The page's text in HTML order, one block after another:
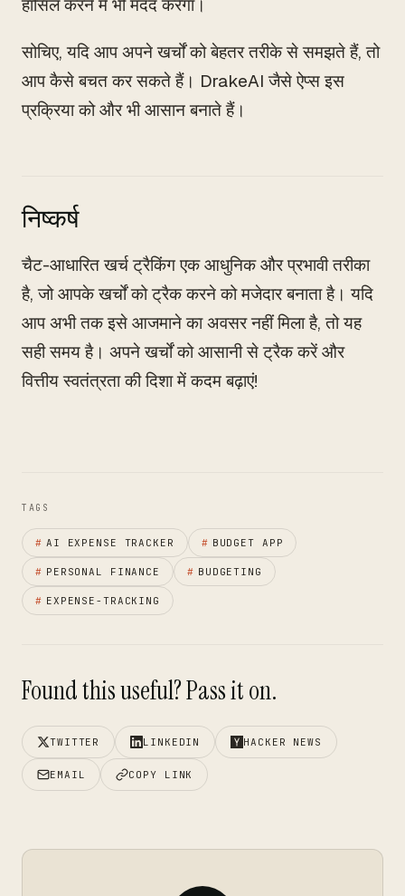
हासिल करने में भी मदद करेगा।
सोचिए, यदि आप अपने खर्चों को बेहतर तरीके से समझते हैं, तो
आप कैसे बचत कर सकते हैं। DrakeAI जैसे ऐप्स इस
प्रक्रिया को और भी आसान बनाते हैं।
निष्कर्ष
चैट-आधारित खर्च ट्रैकिंग एक आधुनिक और प्रभावी तरीका
है, जो आपके खर्चों को ट्रैक करने को मजेदार बनाता है। यदि
आप अभी तक इसे आजमाने का अवसर नहीं मिला है, तो यह
सही समय है। अपने खर्चों को आसानी से ट्रैक करें और
वित्तीय स्वतंत्रता की दिशा में कदम बढ़ाएं!
TAGS
# AI EXPENSE TRACKER # BUDGET APP
# PERSONAL FINANCE # BUDGETING
# EXPENSE-TRACKING
Found this useful? Pass it on.
TWITTER LINKEDIN HACKER NEWS
EMAIL COPY LINK